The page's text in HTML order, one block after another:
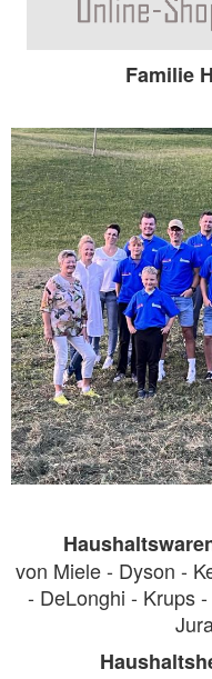
Familie
von Miele - Dyson -
- DeLonghi - Krups